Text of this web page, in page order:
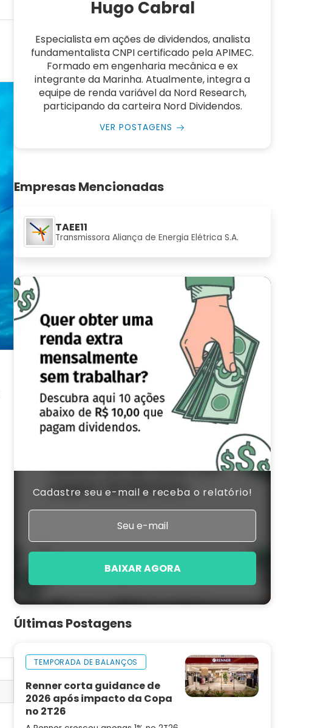
Hugo Cabral
Especialista em ações de dividendos, analista
fundamentalista CNPI certificado pela APIMEC.
Formado em engenharia mecânica e ex
integrante da Marinha. Atualmente, integra a
equipe de renda variável da Nord Research,
participando da carteira Nord Dividendos.
VER POSTAGENS
Empresas Mencionadas
TAEE11
Transmissora Aliança de Energia Elétrica S.A.
Cadastre seu e-mail e receba o relatório!
BAIXAR AGORA
Últimas Postagens
TEMPORADA DE BALANÇOS
Renner corta guidance de
2026 após impacto da Copa
no 2T26